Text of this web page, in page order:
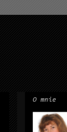
O mnie